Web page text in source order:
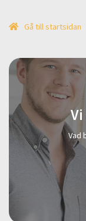
Gå till startsidan
Vad